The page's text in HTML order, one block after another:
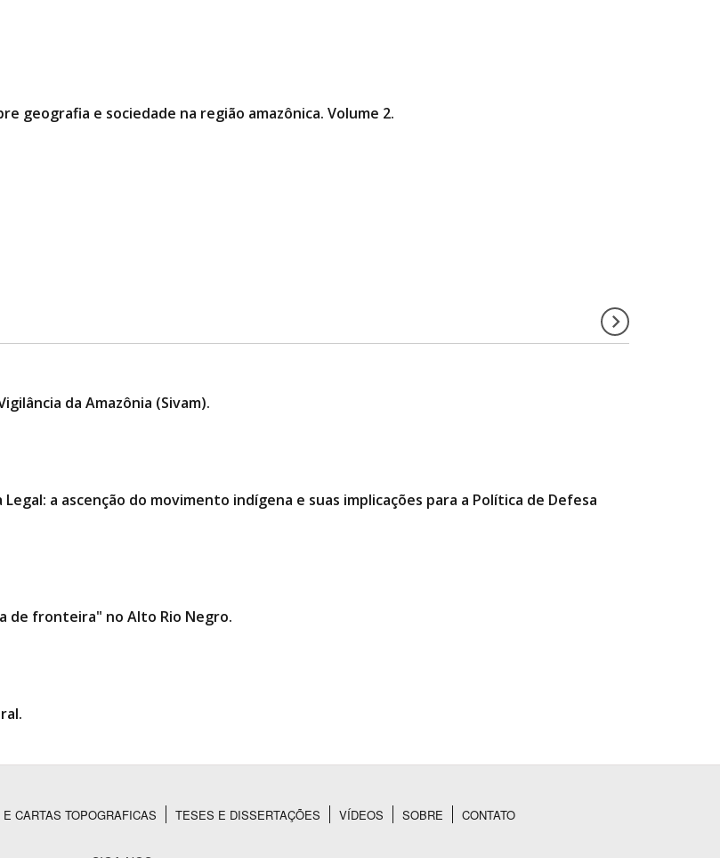
geografia e sociedade na região amazônica. Volume 2.
da Amazônia (Sivam).
a ascenção do movimento indígena e suas implicações para a Política de Defesa
de fronteira" no Alto Rio Negro.
CARTAS TOPOGRAFICAS TESES E DISSERTAÇÕES VÍDEOS SOBRE CONTATO